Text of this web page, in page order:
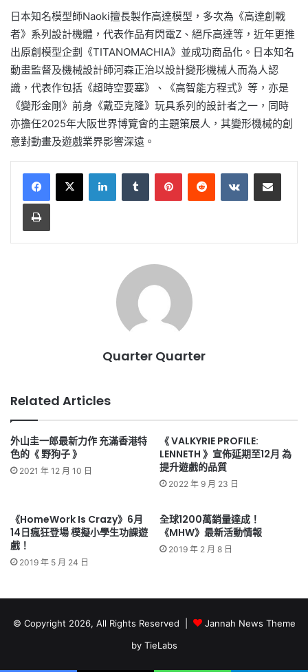
日本知名模型師Naoki擅長製作高達模型，多次為《高達創戰
者》系列設計機體，代表作品有閃電Z、絕斥高達等，近年更推
出原創模型企劃《TITANOMACHIA》並成功商品化。日本知名
動畫監督及機械設計師河森正治以設計變形機械人而為人認
識，代表作包括《超時空要塞》、《高智能方程式》等，亦是
《變形金剛》前身《戴亞克隆》玩具系列的設計者之一，同時
亦擔任2025年大阪世界博覽會的主題策展人，其變形機械的創
意對動畫及遊戲業界影響深遠。
LinkedInTumblr PinterestReddit VKontakteShare via Email
Print
Quarter Quarter
Related Articles
外山圭一郎最新力作 充滿香港特
色的《 野狗子 》
2021 年 12 月 10 日
《 VALKYRIE PROFILE:
LENNETH 》宣佈延期至12月 為
提升遊戲的品質
2022 年 9 月 23 日
《HomeWork Is Crazy》6月
14日瘋狂登場 模擬小學生功課遊
戲！
2019 年 5 月 24 日
全球1200萬銷量達成！
《MHW》最新活動情報
2019 年 2 月 8 日
© Copyright 2026, All Rights Reserved |
Jannah News Theme
by TieLabs